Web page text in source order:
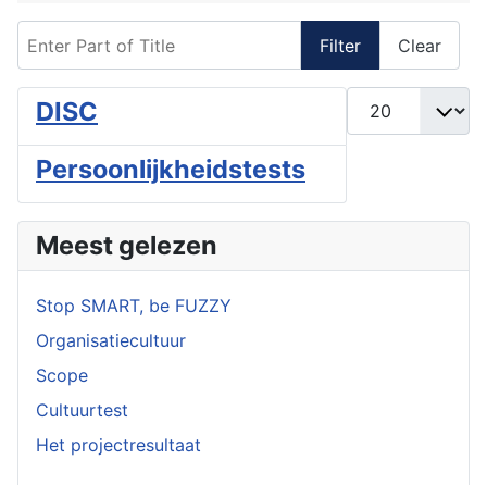
Filter Clear
Display #
DISC
Persoonlijkheidstests
Meest gelezen
Stop SMART, be FUZZY
Organisatiecultuur
Scope
Cultuurtest
Het projectresultaat